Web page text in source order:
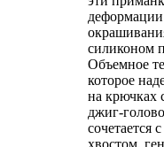
силиконом
Объемное
которое
на крючках
джиг-
сочетается
хвостом,